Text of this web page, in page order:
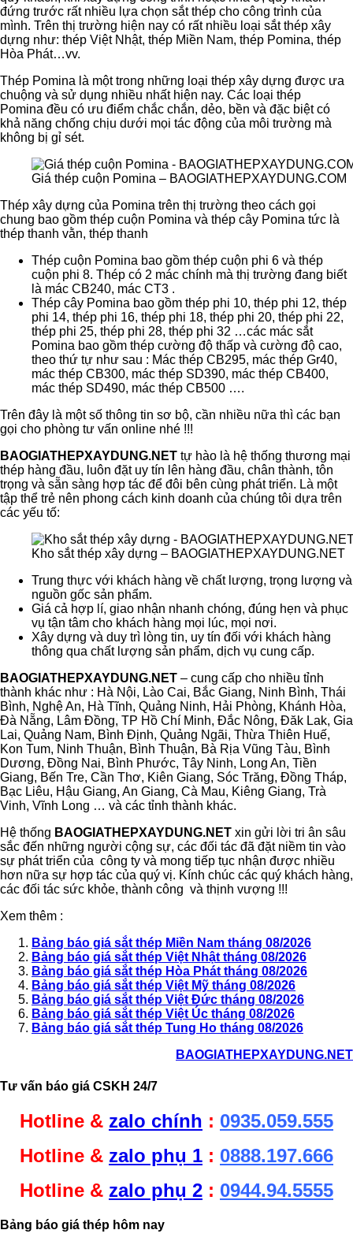
đứng trước rất nhiều lựa chọn sắt thép cho công trình của
mình. Trên thị trường hiện nay có rất nhiều loại sắt thép xây
dựng như: thép Việt Nhật, thép Miền Nam, thép Pomina, thép
Hòa Phát…vv.
Thép Pomina là một trong những loại thép xây dựng được ưa
chuộng và sử dụng nhiều nhất hiện nay. Các loại thép
Pomina đều có ưu điểm chắc chắn, dẻo, bền và đặc biệt có
khả năng chống chịu dưới mọi tác động của môi trường mà
không bị gỉ sét.
Giá thép cuộn Pomina – BAOGIATHEPXAYDUNG.COM
Thép xây dựng của Pomina trên thị trường theo cách gọi
chung bao gồm thép cuộn Pomina và thép cây Pomina tức là
thép thanh vằn, thép thanh
Thép cuộn Pomina bao gồm thép cuộn phi 6 và thép
cuộn phi 8. Thép có 2 mác chính mà thị trường đang biết
là mác CB240, mác CT3 .
Thép cây Pomina bao gồm thép phi 10, thép phi 12, thép
phi 14, thép phi 16, thép phi 18, thép phi 20, thép phi 22,
thép phi 25, thép phi 28, thép phi 32 …các mác sắt
Pomina bao gồm thép cường độ thấp và cường độ cao,
theo thứ tự như sau : Mác thép CB295, mác thép Gr40,
mác thép CB300, mác thép SD390, mác thép CB400,
mác thép SD490, mác thép CB500 ….
Trên đây là một số thông tin sơ bộ, cần nhiều nữa thì các bạn
gọi cho phòng tư vấn online nhé !!!
BAOGIATHEPXAYDUNG.NET tự hào là hệ thống thương mại
thép hàng đầu, luôn đặt uy tín lên hàng đầu, chân thành, tôn
trọng và sẵn sàng hợp tác để đôi bên cùng phát triển. Là một
tập thể trẻ nên phong cách kinh doanh của chúng tôi dựa trên
các yếu tố:
Kho sắt thép xây dựng – BAOGIATHEPXAYDUNG.NET
Trung thực với khách hàng về chất lượng, trọng lượng và
nguồn gốc sản phẩm.
Giá cả hợp lí, giao nhận nhanh chóng, đúng hẹn và phục
vụ tận tâm cho khách hàng mọi lúc, mọi nơi.
Xây dựng và duy trì lòng tin, uy tín đối với khách hàng
thông qua chất lượng sản phẩm, dịch vụ cung cấp.
BAOGIATHEPXAYDUNG.NET – cung cấp cho nhiều tỉnh
thành khác như : Hà Nội, Lào Cai, Bắc Giang, Ninh Bình, Thái
Bình, Nghệ An, Hà Tĩnh, Quảng Ninh, Hải Phòng, Khánh Hòa,
Đà Nẵng, Lâm Đồng, TP Hồ Chí Minh, Đắc Nông, Đăk Lak, Gia
Lai, Quảng Nam, Bình Định, Quảng Ngãi, Thừa Thiên Huế,
Kon Tum, Ninh Thuận, Bình Thuận, Bà Rịa Vũng Tàu, Bình
Dương, Đồng Nai, Bình Phước, Tây Ninh, Long An, Tiền
Giang, Bến Tre, Cần Thơ, Kiên Giang, Sóc Trăng, Đồng Tháp,
Bạc Liêu, Hậu Giang, An Giang, Cà Mau, Kiêng Giang, Trà
Vinh, Vĩnh Long … và các tỉnh thành khác.
Hệ thống BAOGIATHEPXAYDUNG.NET xin gửi lời tri ân sâu
sắc đến những người cộng sự, các đối tác đã đặt niềm tin vào
sự phát triển của công ty và mong tiếp tục nhận được nhiều
hơn nữa sự hợp tác của quý vị. Kính chúc các quý khách hàng,
các đối tác sức khỏe, thành công và thịnh vượng !!!
Xem thêm :
Bảng báo giá sắt thép Miền Nam tháng 08/2026
Bảng báo giá sắt thép Việt Nhật tháng 08/2026
Bảng báo giá sắt thép Hòa Phát tháng 08/2026
Bảng báo giá sắt thép Việt Mỹ tháng 08/2026
Bảng báo giá sắt thép Việt Đức tháng 08/2026
Bảng báo giá sắt thép Việt Úc tháng 08/2026
Bảng báo giá sắt thép Tung Ho tháng 08/2026
BAOGIATHEPXAYDUNG.NET
Tư vấn báo giá CSKH 24/7
Hotline & zalo chính : 0935.059.555
Hotline & zalo phụ 1 : 0888.197.666
Hotline & zalo phụ 2 : 0944.94.5555
Bảng báo giá thép hôm nay